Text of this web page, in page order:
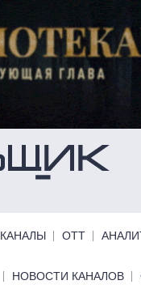
ОТТ
НОВОСТИ КАНАЛОВ